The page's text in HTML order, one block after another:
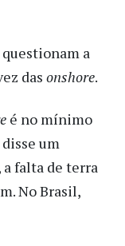
a
das onshore.
é no mínimo
disse um
a falta de terra
No Brasil,